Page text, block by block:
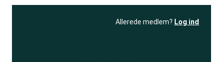
Allerede medlem? Log ind